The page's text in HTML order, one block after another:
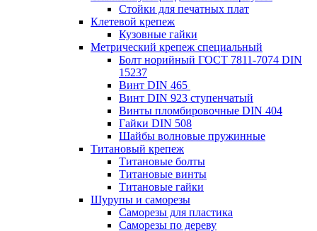
Стойки для печатных плат
Клетевой крепеж
Кузовные гайки
Метрический крепеж специальный
Болт норийный ГОСТ 7811-7074 DIN
15237
Винт DIN 465
Винт DIN 923 ступенчатый
Винты пломбировочные DIN 404
Гайки DIN 508
Шайбы волновые пружинные
Титановый крепеж
Титановые болты
Титановые винты
Титановые гайки
Шурупы и саморезы
Саморезы для пластика
Саморезы по дереву